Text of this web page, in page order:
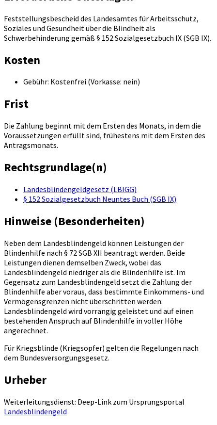
Feststellungsbescheid des Landesamtes für Arbeitsschutz,
Soziales und Gesundheit über die Blindheit als
Schwerbehinderung gemäß § 152 Sozialgesetzbuch IX (SGB IX).
Kosten
Gebühr: Kostenfrei (Vorkasse: nein)
Frist
Die Zahlung beginnt mit dem Ersten des Monats, in dem die
Voraussetzungen erfüllt sind, frühestens mit dem Ersten des
Antragsmonats.
Rechtsgrundlage(n)
Landesblindengeldgesetz (LBIGG)
§ 152 Sozialgesetzbuch Neuntes Buch (SGB IX)
Hinweise (Besonderheiten)
Neben dem Landesblindengeld können Leistungen der
Blindenhilfe nach § 72 SGB XII beantragt werden. Beide
Leistungen dienen demselben Zweck, wobei das
Landesblindengeld niedriger als die Blindenhilfe ist. Im
Gegensatz zum Landesblindengeld setzt die Zahlung der
Blindenhilfe aber voraus, dass bestimmte Einkommens- und
Vermögensgrenzen nicht überschritten werden.
Landesblindengeld wird vorrangig geleistet und auf einen
bestehenden Anspruch auf Blindenhilfe in voller Höhe
angerechnet.
Für Kriegsblinde (Kriegsopfer) gelten die Regelungen nach
dem Bundesversorgungsgesetz.
Urheber
Weiterleitungsdienst: Deep-Link zum Ursprungsportal
Landesblindengeld